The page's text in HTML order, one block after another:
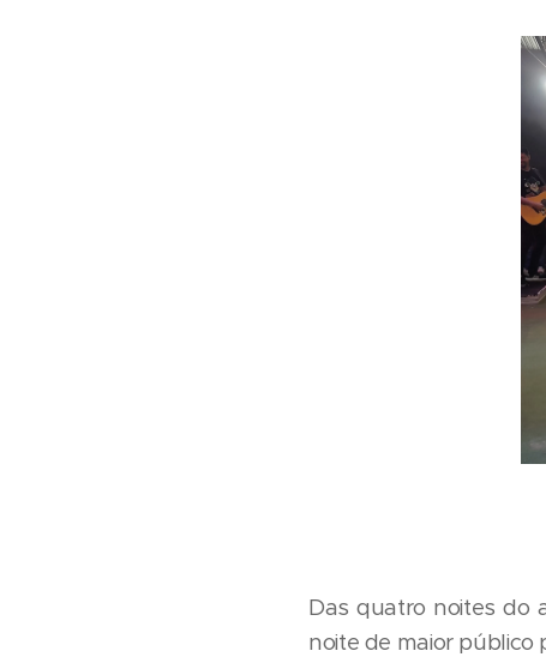
Das quatro noites do
noite de maior público